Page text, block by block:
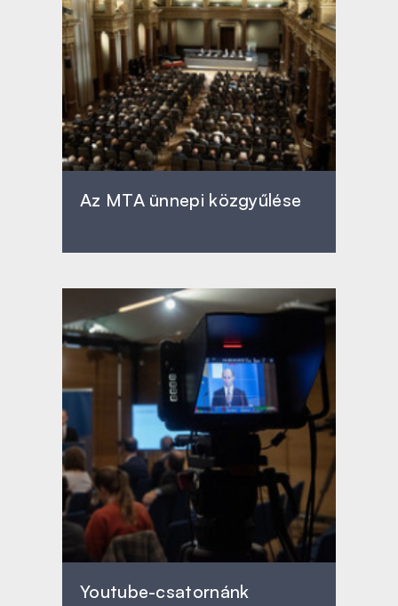
Az MTA ünnepi közgyűlése
Youtube-csatornánk